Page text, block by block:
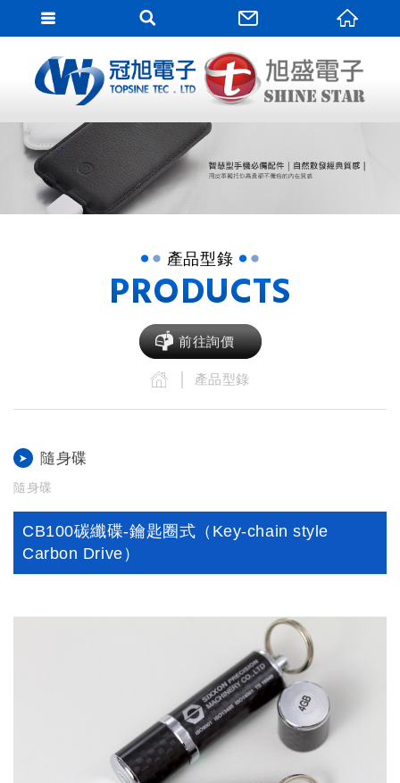
網站名稱
產品型錄
PRODUCTS
前往詢價
產品型錄
隨身碟
隨身碟
CB100碳纖碟-鑰匙圈式（Key-chain style
Carbon Drive）